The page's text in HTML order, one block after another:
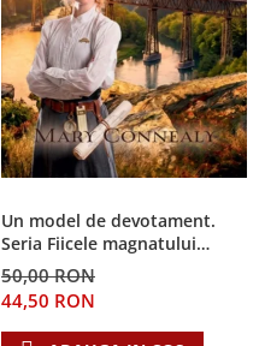
Un model de devotament.
Seria Fiicele magnatului
forestier 3
50,00 RON
44,50 RON